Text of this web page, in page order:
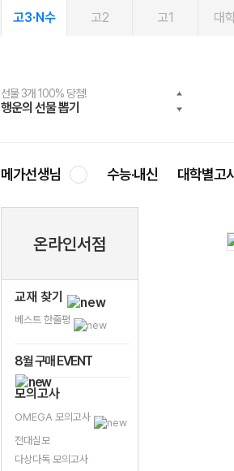
고3·N수 고2 고1 대
선물 3개 100% 당첨!
행운의 선물 뽑기
선물 100% 증정!
메가스터디 X 올리브
여름방학 스터디 캐시백
메가런 썸머스쿨
2027 러셀 단과
강사 공개선발
스마트러닝앱
설문 EVENT
메가패스
3일 무료 체험권
메가패스 수강생 무료혜택!
메가클럽 멤버십
사회공헌 캠페인
희망이룸 메가나눔
메가선생님 수능·내신 대학별고
온라인서점
교재 찾기
베스트 한줄평
8월 구매 EVENT
모의고사
OMEGA 모의고사
전대실모
다상다독 모의고사